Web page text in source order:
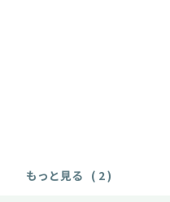
もっと見る